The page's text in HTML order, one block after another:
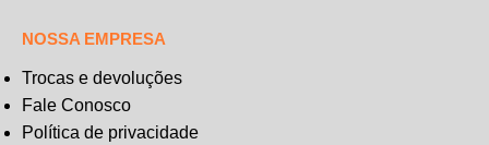
NOSSA EMPRESA
Trocas e devoluções
Fale Conosco
Política de privacidade